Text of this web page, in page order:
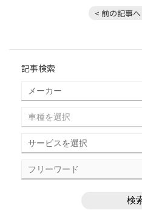
< 前の記事へ
記事検索